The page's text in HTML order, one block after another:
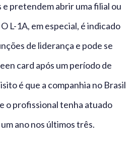
e pretendem abrir uma filial ou
L-1A, em especial, é indicado
de liderança e pode se
card após um período de
é que a companhia no Brasil
o profissional tenha atuado
ano nos últimos três.